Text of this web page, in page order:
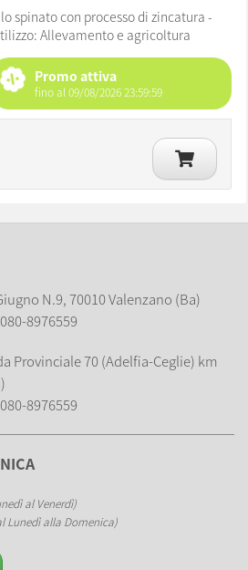
spinato con processo di zincatura -
Allevamento e agricoltura
Promo attiva
fino al 09/08/2026 23:59:59
N.9, 70010 Valenzano (Ba)
8976559
Provinciale 70 (Adelfia-Ceglie) km
8976559
al Venerdì)
Lunedì alla Domenica)